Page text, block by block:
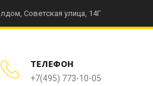
Советская улица, 14Г
ТЕЛЕФОН
+7(495) 773-10-05